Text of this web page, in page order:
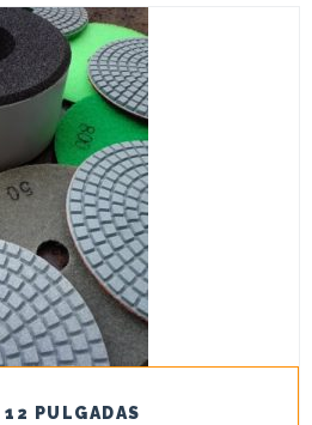
12 PULGADAS